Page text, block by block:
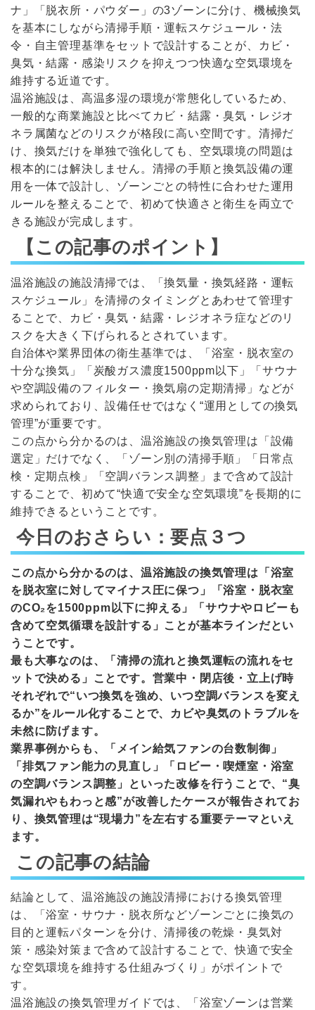
ナ」「脱衣所・パウダー」の3ゾーンに分け、機械換気
を基本にしながら清掃手順・運転スケジュール・法
令・自主管理基準をセットで設計することが、カビ・
臭気・結露・感染リスクを抑えつつ快適な空気環境を
維持する近道です。
温浴施設は、高温多湿の環境が常態化しているため、
一般的な商業施設と比べてカビ・結露・臭気・レジオ
ネラ属菌などのリスクが格段に高い空間です。清掃だ
け、換気だけを単独で強化しても、空気環境の問題は
根本的には解決しません。清掃の手順と換気設備の運
用を一体で設計し、ゾーンごとの特性に合わせた運用
ルールを整えることで、初めて快適さと衛生を両立で
きる施設が完成します。
【この記事のポイント】
温浴施設の施設清掃では、「換気量・換気経路・運転
スケジュール」を清掃のタイミングとあわせて管理す
ることで、カビ・臭気・結露・レジオネラ症などのリ
スクを大きく下げられるとされています。
自治体や業界団体の衛生基準では、「浴室・脱衣室の
十分な換気」「炭酸ガス濃度1500ppm以下」「サウナ
や空調設備のフィルター・換気扇の定期清掃」などが
求められており、設備任せではなく“運用としての換気
管理”が重要です。
この点から分かるのは、温浴施設の換気管理は「設備
選定」だけでなく、「ゾーン別の清掃手順」「日常点
検・定期点検」「空調バランス調整」まで含めて設計
することで、初めて“快適で安全な空気環境”を長期的に
維持できるということです。
今日のおさらい：要点３つ
この点から分かるのは、温浴施設の換気管理は「浴室
を脱衣室に対してマイナス圧に保つ」「浴室・脱衣室
のCO₂を1500ppm以下に抑える」「サウナやロビーも
含めて空気循環を設計する」ことが基本ラインだとい
うことです。
最も大事なのは、「清掃の流れと換気運転の流れをセ
ットで決める」ことです。営業中・閉店後・立上げ時
それぞれで“いつ換気を強め、いつ空調バランスを変え
るか”をルール化することで、カビや臭気のトラブルを
未然に防げます。
業界事例からも、「メイン給気ファンの台数制御」
「排気ファン能力の見直し」「ロビー・喫煙室・浴室
の空調バランス調整」といった改修を行うことで、“臭
気漏れやもわっと感”が改善したケースが報告されてお
り、換気管理は“現場力”を左右する重要テーマといえ
ます。
この記事の結論
結論として、温浴施設の施設清掃における換気管理
は、「浴室・サウナ・脱衣所などゾーンごとに換気の
目的と運転パターンを分け、清掃後の乾燥・臭気対
策・感染対策まで含めて設計することで、快適で安全
な空気環境を維持する仕組みづくり」がポイントで
す。
温浴施設の換気管理ガイドでは、「浴室ゾーンは営業